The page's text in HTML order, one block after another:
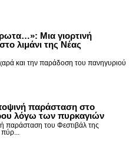
Μια γιορτινή
λιμάνι της Νέας
και την παράδοση του πανηγυριού
παράσταση στο
λόγω των πυρκαγιών
παράσταση του Φεστιβάλ της
πύρ...